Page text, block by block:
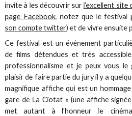
invite à les découvrir surl’excellent
page Facebook, notez que le festival
son compte twitter) et de vivre ensuite
Ce festival est un événement
de films détendues et très
professionnalisme et je peux vous
plaisir de faire partie du jury il y a
magnifique affiche qui est un hommage
gare de La Ciotat » (une affiche
met autant à l’honneur le